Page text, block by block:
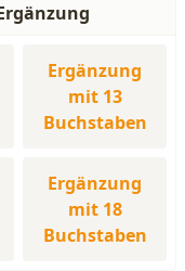
Ergänzung
mit 13
Buchstaben
Ergänzung
mit 18
Buchstaben